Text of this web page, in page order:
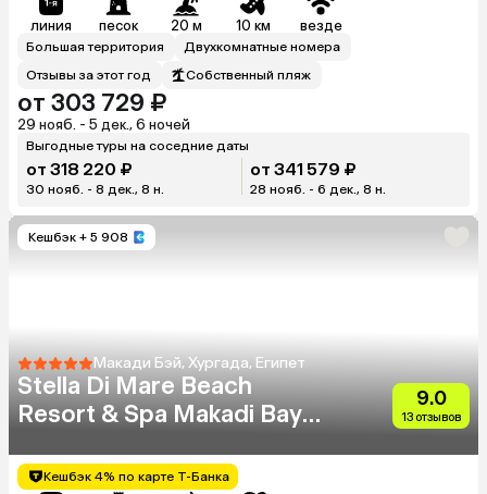
линия песок 20 м 10 км везде
Большая территория
Двухкомнатные номера
Отзывы за этот год
Собственный пляж
от 303 729 ₽
29 нояб. - 5 дек., 6 ночей
Выгодные туры на соседние даты
от 318 220 ₽
30 нояб. - 8 дек., 8 н.
от 341 579 ₽
28 нояб. - 6 дек., 8 н.
Кешбэк + 5 908
Макади Бэй, Хургада, Египет
Stella Di Mare Beach
Resort & Spa Makadi Bay
Resort & Spa)
9.0
13 отзывов
Кешбэк 4% по карте Т-Банка